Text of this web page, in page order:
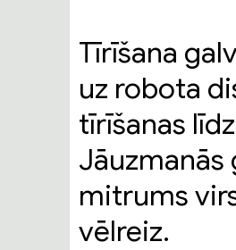
Tīrīšana
uz robota
tīrīšanas
Jāuzmanās
mitrums
vēlreiz.